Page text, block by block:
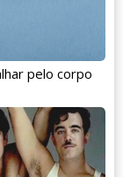
pelo corpo